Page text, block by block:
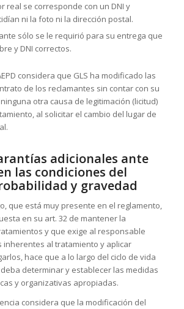
real se corresponde con un DNI y
ni la foto ni la dirección postal.
sólo se le requirió para su entrega que
y DNI correctos.
considera que GLS ha modificado las
de los reclamantes sin contar con su
otra causa de legitimación (licitud)
al solicitar el cambio del lugar de
adicionales ante
las condiciones del
y gravedad
que está muy presente en el reglamento,
en su art. 32 de mantener la
y que exige al responsable
inherentes al tratamiento y aplicar
hace que a lo largo del ciclo de vida
determinar y establecer las medidas
y organizativas apropiadas.
considera que la modificación del